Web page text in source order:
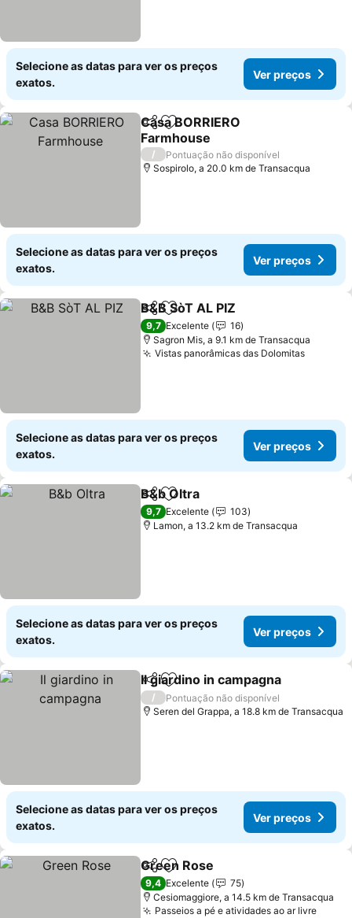
Selecione as datas para ver os preços
exatos.
Ver preços
PartilharAdicionar aos favoritos
Casa BORRIERO
Farmhouse
Ver preços
/
Pontuação não disponível
Sospirolo, a 20.0 km de Transacqua
Selecione as datas para ver os preços
exatos.
Ver preços
PartilharAdicionar aos favoritos
B&B SòT AL PIZ
9,7 Excelente
16
Sagron Mis, a 9.1 km de Transacqua
Vistas panorâmicas das DolomitasVer
Selecione as datas para ver os preços
exatos.
Ver preços
PartilharAdicionar aos favoritos
B&b Oltra
9,7 Excelente
103
Lamon, a 13.2 km de Transacqua
Selecione as datas para ver os preços
exatos.
Ver preços
PartilharAdicionar aos favoritos
Il giardino in campagna
/
Pontuação não disponível
Seren del Grappa, a 18.8 km de Transacqua
Selecione as datas para ver os preços
exatos.
Ver preços
PartilharAdicionar aos favoritos
Green Rose
9,4 Excelente
75
Cesiomaggiore, a 14.5 km de Transacqua
Passeios a pé e atividades ao ar livreVer